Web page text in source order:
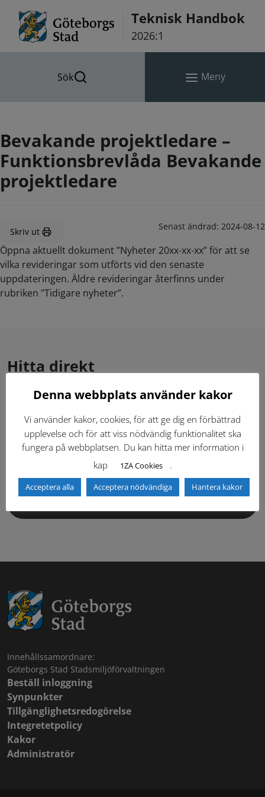
Teknisk Handbok
2026:1
Sök Meny
Bevakande projektledare –
Funktionsbrevlåda Bevakande
projektledare
Skriv ut Senast ändrad: 2024-08-12
Öppna aktuellt dokument ”Nyheter 20xx-xx-xx” för att se
vilka revideringar som utförts vid den senaste
uppdateringen. Äldre revideringar återfinns under
rubriken "Tidigare nyheter”.
Hitta direkt
Gällande standardritningar (Dwg och pdf)
Dokumentbibliotek Kontaktlista
Tidigare versioner
Innehållssamordnare:
Göteborgs Stad Stadsmiljöförvaltningen
Beställ inloggning
Synpunkter
Tillgänglighetsredogörelse
Integretetpolicy
Kakor
Administratör
Denna webbplats använder kakor
Vi använder kakor, cookies, för att ge dig en förbättrad
upplevelse och för att viss nödvändig funktionalitet ska
fungera på webbplatsen. Du kan hitta mer information i
kap
1ZA Cookies .
Acceptera alla Acceptera nödvändiga Hantera kakor